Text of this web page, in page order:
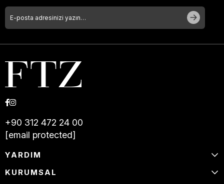
+90 312 472 24 00
[email protected]
YARDIM
KURUMSAL